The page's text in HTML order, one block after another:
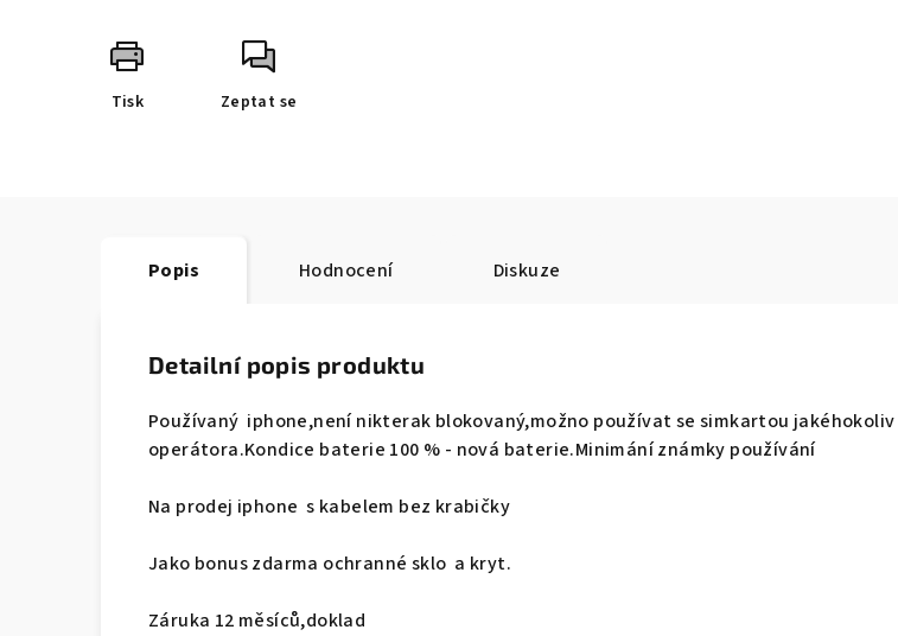
Tisk Zeptat se
Popis Hodnocení Diskuze
Detailní popis produktu
Používaný iphone,není nikterak blokovaný,možno používat se simkartou jakéhokoliv
operátora.Kondice baterie 100 % - nová baterie.Minimání známky používání
Na prodej iphone s kabelem bez krabičky
Jako bonus zdarma ochranné sklo a kryt.
Záruka 12 měsíců,doklad